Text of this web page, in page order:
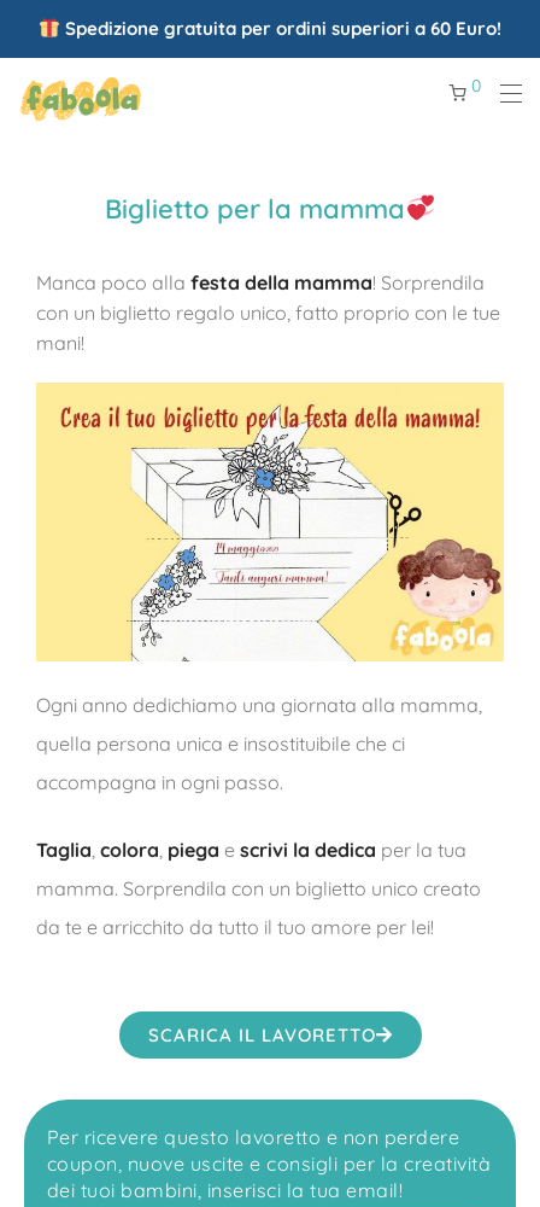
Spedizione gratuita per ordini superiori a 60 Euro!
0
Biglietto per la mamma
Manca poco alla festa della mamma! Sorprendila
con un biglietto regalo unico, fatto proprio con le tue
mani!
Ogni anno dedichiamo una giornata alla mamma,
quella persona unica e insostituibile che ci
accompagna in ogni passo.
Taglia colora piega e scrivi la dedica per la tua
mamma. Sorprendila con un biglietto unico creato
da te e arricchito da tutto il tuo amore per lei!
SCARICA IL LAVORETTO
Per ricevere questo lavoretto e non perdere
coupon, nuove uscite e consigli per la creatività
dei tuoi bambini, inserisci la tua email!